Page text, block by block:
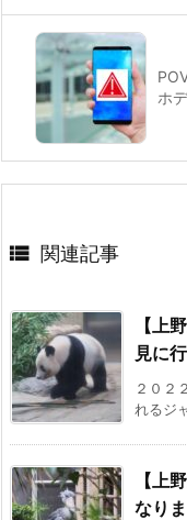
ホ
 関連記事
【上
見に
２０２
れるジ
【上
なり